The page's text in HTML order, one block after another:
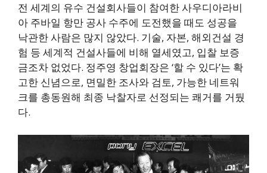
전 세계의 유수 건설회사들이 참여한 사우디아라비
아 주바일 항만 공사 수주에 도전했을 때도 성공을
낙관한 사람은 많지 않았다. 기술, 자본, 해외건설 경
험 등 세계적 건설사들에 비해 열세였고, 입찰 보증
금조차 없었다. 정주영 창업회장은 ‘할 수 있다’는 확
고한 신념으로, 면밀한 조사와 검토, 가능한 네트워
크를 총동원해 최종 낙찰자로 선정되는 쾌거를 거뒀
다.